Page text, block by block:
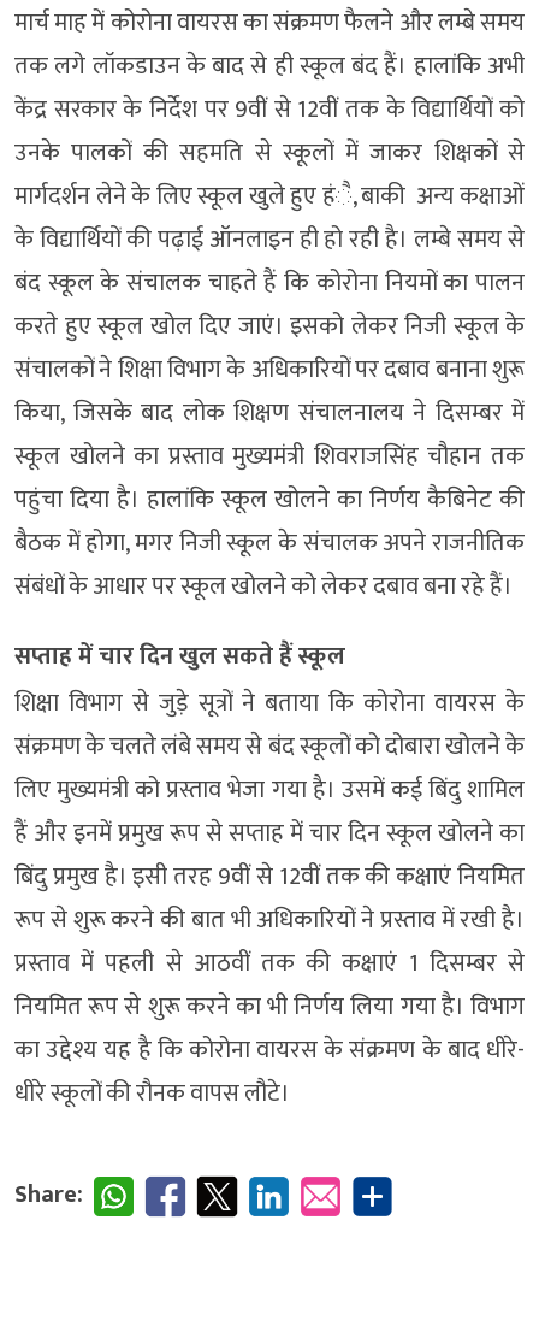
मार्च माह में कोरोना वायरस का संक्रमण फैलने और लम्बे समय
तक लगे लॉकडाउन के बाद से ही स्कूल बंद हैं। हालांकि अभी
केंद्र सरकार के निर्देश पर 9वीं से 12वीं तक के विद्यार्थियों को
उनके पालकों की सहमति से स्कूलों में जाकर शिक्षकों से
मार्गदर्शन लेने के लिए स्कूल खुले हुए हंै, बाकी अन्य कक्षाओं
के विद्यार्थियों की पढ़ाई ऑनलाइन ही हो रही है। लम्बे समय से
बंद स्कूल के संचालक चाहते हैं कि कोरोना नियमों का पालन
करते हुए स्कूल खोल दिए जाएं। इसको लेकर निजी स्कूल के
संचालकों ने शिक्षा विभाग के अधिकारियों पर दबाव बनाना शुरू
किया, जिसके बाद लोक शिक्षण संचालनालय ने दिसम्बर में
स्कूल खोलने का प्रस्ताव मुख्यमंत्री शिवराजसिंह चौहान तक
पहुंचा दिया है। हालांकि स्कूल खोलने का निर्णय कैबिनेट की
बैठक में होगा, मगर निजी स्कूल के संचालक अपने राजनीतिक
संबंधों के आधार पर स्कूल खोलने को लेकर दबाव बना रहे हैं।
सप्ताह में चार दिन खुल सकते हैं स्कूल
शिक्षा विभाग से जुड़े सूत्रों ने बताया कि कोरोना वायरस के
संक्रमण के चलते लंबे समय से बंद स्कूलों को दोबारा खोलने के
लिए मुख्यमंत्री को प्रस्ताव भेजा गया है। उसमें कई बिंदु शामिल
हैं और इनमें प्रमुख रूप से सप्ताह में चार दिन स्कूल खोलने का
बिंदु प्रमुख है। इसी तरह 9वीं से 12वीं तक की कक्षाएं नियमित
रूप से शुरू करने की बात भी अधिकारियों ने प्रस्ताव में रखी है।
प्रस्ताव में पहली से आठवीं तक की कक्षाएं 1 दिसम्बर से
नियमित रूप से शुरू करने का भी निर्णय लिया गया है। विभाग
का उद्देश्य यह है कि कोरोना वायरस के संक्रमण के बाद धीरे-
धीरे स्कूलों की रौनक वापस लौटे।
Share: